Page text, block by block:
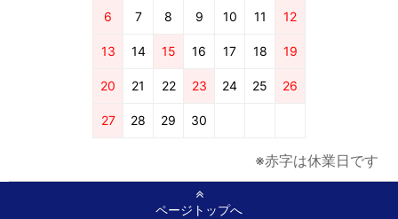
6 7 8 9 10 11 12
13 14 15 16 17 18 19
20 21 22 23 24 25 26
27 28 29 30
※赤字は休業日です
ページトップへ